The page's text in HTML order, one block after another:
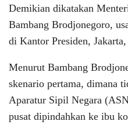
Demikian dikatakan
Bambang Brodjonegoro,
di Kantor Presiden,
Menurut Bambang
skenario pertama, dimana
Aparatur Sipil Negara
pusat dipindahkan ke ibu